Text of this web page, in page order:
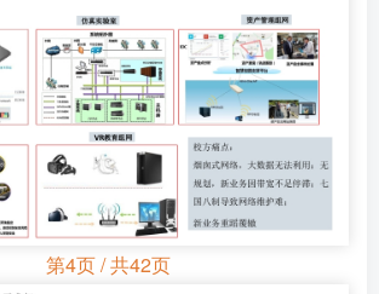
第4页 / 共42页